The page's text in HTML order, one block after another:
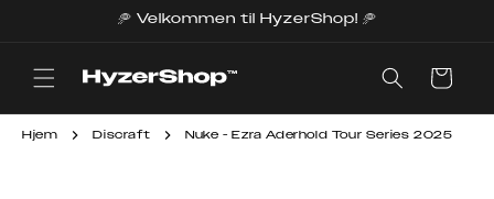
🥏 Velkommen til HyzerShop! 🥏
Handlekurv
Hjem Discraft Nuke - Ezra Aderhold Tour Series 2025